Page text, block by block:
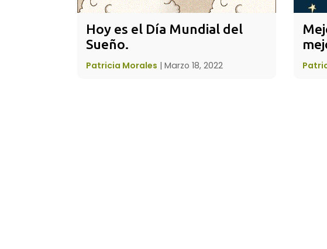
Hoy es el Día Mundial del
Sueño.
Patricia Morales | Marzo 18, 2022